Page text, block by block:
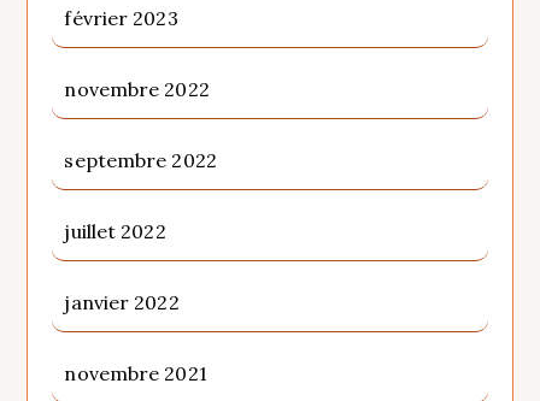
février 2023
novembre 2022
septembre 2022
juillet 2022
janvier 2022
novembre 2021